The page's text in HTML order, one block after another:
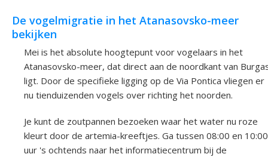
De vogelmigratie in het Atanasovsko-meer
bekijken
Mei is het absolute hoogtepunt voor vogelaars in het
Atanasovsko-meer, dat direct aan de noordkant van
ligt. Door de specifieke ligging op de Via Pontica vliegen er
nu tienduizenden vogels over richting het noorden.
Je kunt de zoutpannen bezoeken waar het water nu roze
kleurt door de artemia-kreeftjes. Ga tussen 08:00 en 10:00
uur 's ochtends naar het informatiecentrum bij de